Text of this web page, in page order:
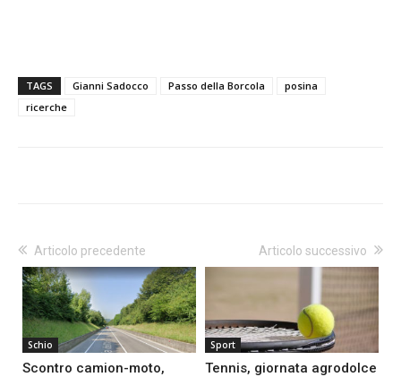
TAGS Gianni Sadocco Passo della Borcola
posina
ricerche
Articolo precedente
Schio
Scontro camion-moto,
Articolo successivo
Sport
Tennis, giornata agrodolce